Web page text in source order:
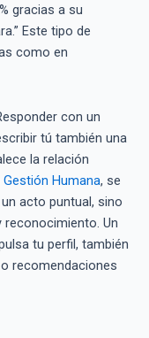
gracias a su
Este tipo de
como en
con un
tú también una
la relación
Gestión Humana, se
acto puntual, sino
Un
tu perfil, también
recomendaciones